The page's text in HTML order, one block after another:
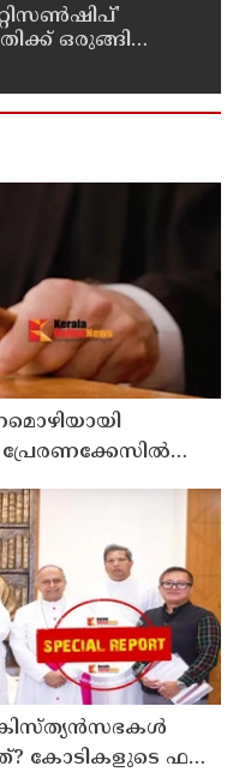
ഒരുങ്ങി
കോടികളുടെ ഫണ്ട്